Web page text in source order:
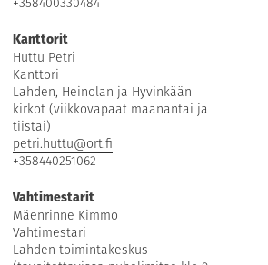
Kanttorit
Huttu Petri
Kanttori
Lahden, Heinolan ja Hyvinkään
kirkot (viikkovapaat maanantai ja
tiistai)
petri.huttu@ort.fi
+358440251062
Vahtimestarit
Mäenrinne Kimmo
Vahtimestari
Lahden toimintakeskus